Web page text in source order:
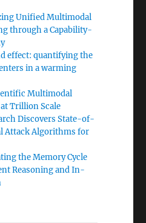
Unified Multimodal
through a Capability-
effect: quantifying the
in a warming
Multimodal
Trillion Scale
Discovers State-of-
Attack Algorithms for
the Memory Cycle
Reasoning and In-